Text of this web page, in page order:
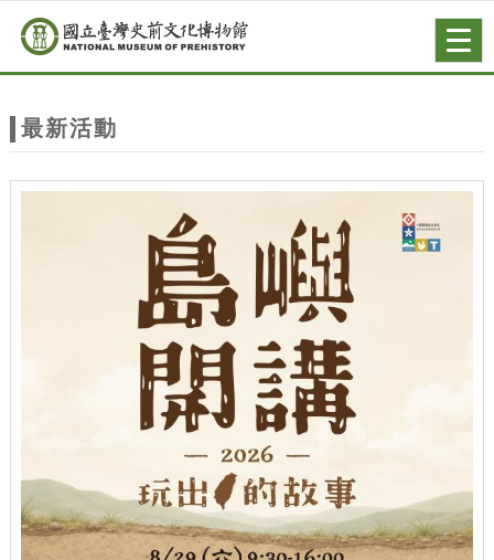
站
主
跳到主要內容
網站導覽
最新活動